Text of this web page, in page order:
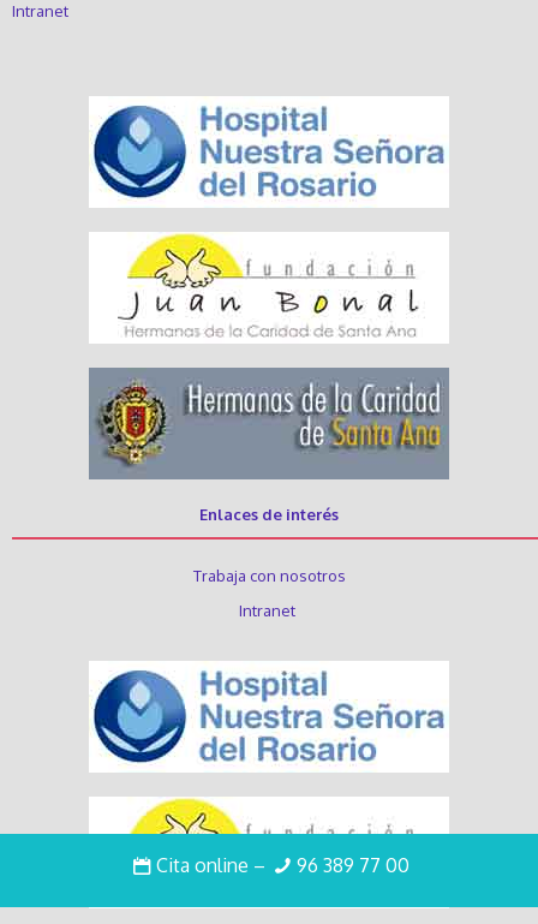
Cita online – 96 389 77 00
Intranet
Enlaces de interés
Trabaja con nosotros
Intranet